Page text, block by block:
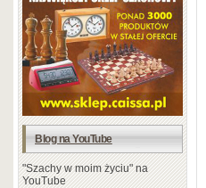
Blog na YouTube
"Szachy w moim życiu" na
YouTube